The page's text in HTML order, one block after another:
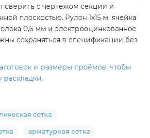
сверить с чертежом секции и
плоскостью. Рулон 1х15 м, ячейка
0,6 мм и электрооцинкованное
сохраняться в спецификации без
и размеры проёмов, чтобы
раскладки.
сетка
арматурная сетка